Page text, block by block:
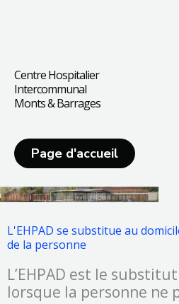
Centre Hospitalier
Intercommunal
Monts & Barrages
Page d'accueil
L'EHPAD se substitue au
de la personne
L’EHPAD est le
lorsque la personne ne